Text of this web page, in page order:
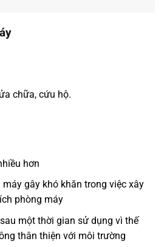
chữa, cứu hộ.
hơn
gây khó khăn trong việc xây
phòng máy
một thời gian sử dụng vì thế
thân thiện với môi trường